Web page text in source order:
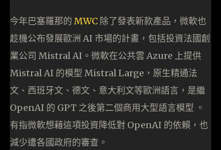
今年巴塞羅那的 MWC 除了發表新款產品，微軟也
趁機公布發展歐洲 AI 市場的計畫，包括投資法國創
業公司 Mistral AI。微軟在公共雲 Azure 上提供
Mistral AI 的模型 Mistral Large，原生精通法
文、西班牙文、德文、意大利文等歐洲語言，是繼
OpenAI 的 GPT 之後第二個商用大型語言模型 。
有指微軟想藉這項投資降低對 OpenAI 的依賴，也
減少遭各國政府的審查。